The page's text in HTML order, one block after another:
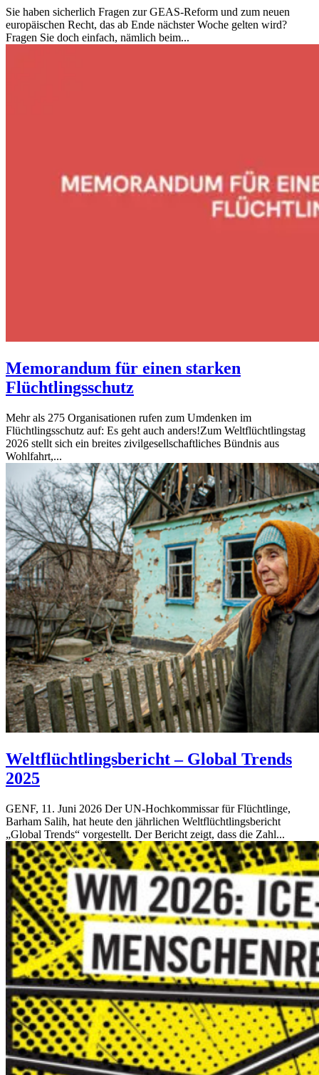
Sie haben sicherlich Fragen zur GEAS-Reform und zum neuen
europäischen Recht, das ab Ende nächster Woche gelten wird?
Fragen Sie doch einfach, nämlich beim...
Memorandum für einen starken
Flüchtlingsschutz
Mehr als 275 Organisationen rufen zum Umdenken im
Flüchtlingsschutz auf: Es geht auch anders!Zum Weltflüchtlingstag
2026 stellt sich ein breites zivilgesellschaftliches Bündnis aus
Wohlfahrt,...
Weltflüchtlingsbericht – Global Trends
2025
GENF, 11. Juni 2026 Der UN-Hochkommissar für Flüchtlinge,
Barham Salih, hat heute den jährlichen Weltflüchtlingsbericht
„Global Trends“ vorgestellt. Der Bericht zeigt, dass die Zahl...